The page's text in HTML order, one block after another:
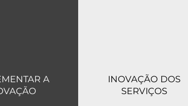
A
INOVAÇÃO DOS
SERVIÇOS